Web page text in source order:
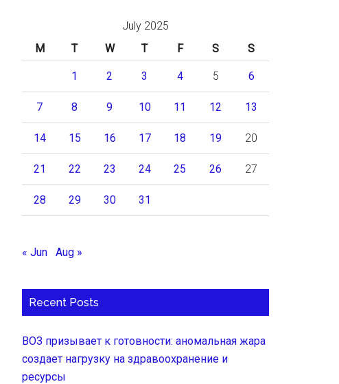
July 2025
M
T W T F S S
1 2 3 4 5 6
7 8 9 10 11 12 13
14 15 16 17 18 19 20
21 22 23 24 25 26 27
28 29 30 31
« Jun Aug »
Recent Posts
ВОЗ призывает к готовности: аномальная жара
создает нагрузку на здравоохранение и
ресурсы